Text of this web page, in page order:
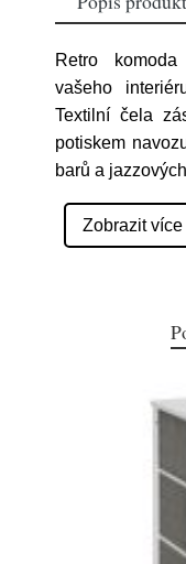
Retro
vašeho
Textilní čela
potiskem
barů a
Zobrazit více